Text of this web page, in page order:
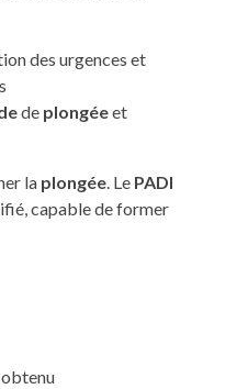
des urgences et
de plongéeet
la plongée . Le PADI
capable de former
obtenu